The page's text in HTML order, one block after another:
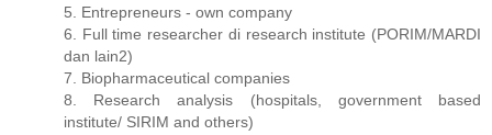
5. Entrepreneurs - own company
6. Full time researcher di research institute (PORIM/MARDI
dan lain2)
7. Biopharmaceutical companies
8. Research analysis (hospitals, government based
institute/ SIRIM and others)